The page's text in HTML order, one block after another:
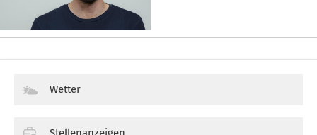
Wetter